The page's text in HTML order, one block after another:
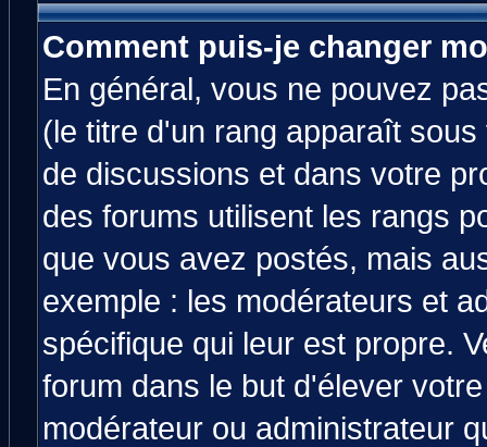
Comment puis-je changer
En général, vous ne pouvez
(le titre d'un rang apparaît
de discussions et dans votre
des forums utilisent les rangs
que vous avez postés, mais
exemple : les modérateurs et
spécifique qui leur est propre.
forum dans le but d'élever
modérateur ou administrateur